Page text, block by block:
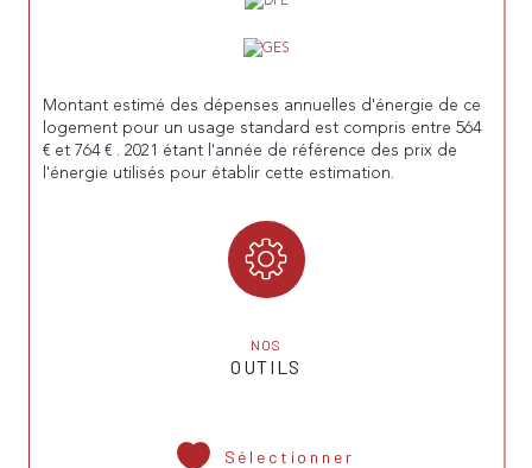
Montant estimé des dépenses annuelles d'énergie de ce
logement pour un usage standard est compris entre 564
€ et 764 € . 2021 étant l'année de référence des prix de
l'énergie utilisés pour établir cette estimation.
NOS
OUTILS
Sélectionner